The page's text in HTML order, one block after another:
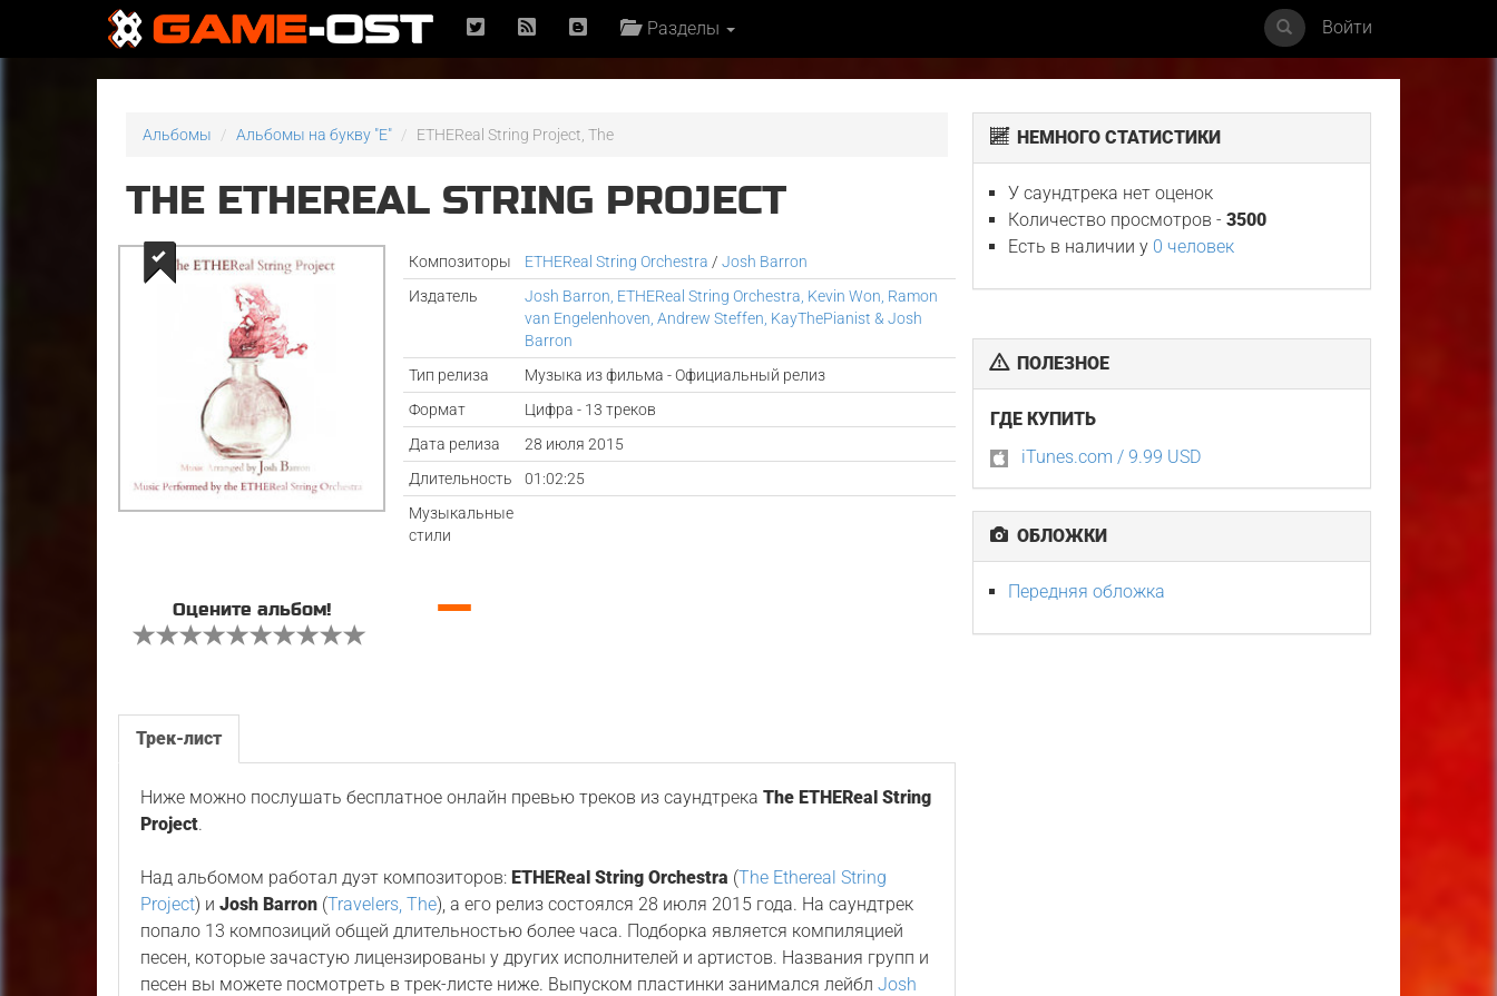
Разделы Войти
Альбомы Альбомы на букву "E" ETHEReal String Project, The
THE ETHEREAL STRING PROJECT
Композиторы ETHEReal String Orchestra / Josh Barron
Издатель
Josh Barron, ETHEReal String Orchestra, Kevin Won, Ramon
van Engelenhoven, Andrew Steffen, KayThePianist & Josh
Barron
Тип релиза
Музыка из фильма - Официальный релиз
Формат
Цифра - 13 треков
Дата релиза
28 июля 2015
Длительность
01:02:25
Музыкальные
стили
Оцените альбом! —
Трек-лист
Ниже можно послушать бесплатное онлайн превью треков из саундтрекаThe ETHEReal String
Project.
Над альбомом работал дуэт композиторов:ETHEReal String Orchestra (The Ethereal String
Project) иJosh Barron (Travelers, The), а его релиз состоялся 28 июля 2015 года. На саундтрек
попало 13 композиций общей длительностью более часа. Подборка является компиляцией
песен, которые зачастую лицензированы у других исполнителей и артистов. Названия групп и
песен вы можете посмотреть в трек-листе ниже. Выпуском пластинки занимался лейблJosh
НЕМНОГО СТАТИСТИКИ
У саундтрека нет оценок
Количество просмотров -3500
Есть в наличии у 0 человек
ПОЛЕЗНОЕ
ГДЕ КУПИТЬ
iTunes.com / 9.99 USD
ОБЛОЖКИ
Передняя обложка